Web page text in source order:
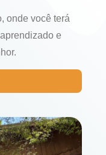
onde você terá
e